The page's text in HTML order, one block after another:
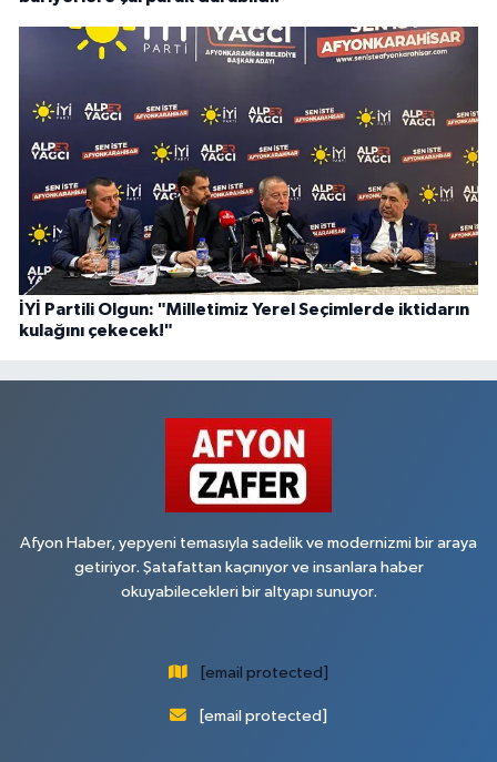
İYİ Partili Olgun: "Milletimiz Yerel Seçimlerde iktidarın
kulağını çekecek!"
Afyon Haber, yepyeni temasıyla sadelik ve modernizmi bir araya
getiriyor. Şatafattan kaçınıyor ve insanlara haber
okuyabilecekleri bir altyapı sunuyor.
[email protected]
[email protected]